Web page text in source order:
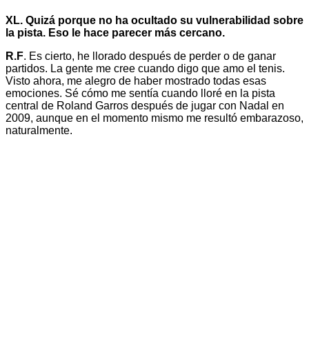
XL. Quizá porque no ha ocultado su vulnerabilidad sobre
la pista. Eso le hace parecer más cercano.
R.F. Es cierto, he llorado después de perder o de ganar
partidos. La gente me cree cuando digo que amo el tenis.
Visto ahora, me alegro de haber mostrado todas esas
emociones. Sé cómo me sentía cuando lloré en la pista
central de Roland Garros después de jugar con Nadal en
2009, aunque en el momento mismo me resultó embarazoso,
naturalmente.